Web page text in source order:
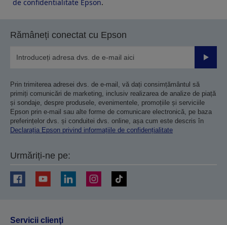
de confidentialitate Epson.
Rămâneți conectat cu Epson
Prin trimiterea adresei dvs. de e-mail, vă dați consimțământul să
primiți comunicări de marketing, inclusiv realizarea de analize de piață
și sondaje, despre produsele, evenimentele, promoțiile și serviciile
Epson prin e-mail sau alte forme de comunicare electronică, pe baza
preferințelor dvs. și conduitei dvs. online, așa cum este descris în
Declarația Epson privind informațiile de confidențialitate
Urmăriți-ne pe:
Servicii clienţi